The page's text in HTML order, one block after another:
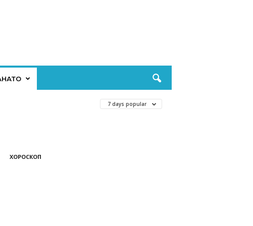
7 days popular
ХОРОСКОП